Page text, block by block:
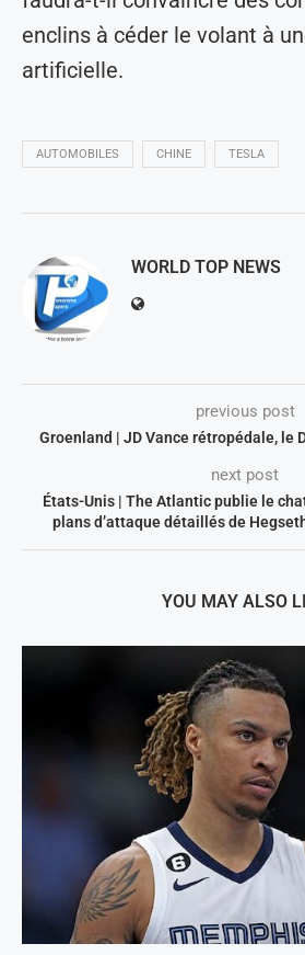
enclins à céder le volant à
artificielle.
AUTOMOBILES CHINE TESLA
WORLD TOP NEWS
previous post
Groenland | JD Vance rétropédale, le
next post
États-Unis | The Atlantic publie le
plans d’attaque détaillés de
YOU MAY ALSO